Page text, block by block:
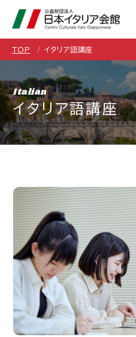
TOP イタリア語講座
Italian
イタリア語講座